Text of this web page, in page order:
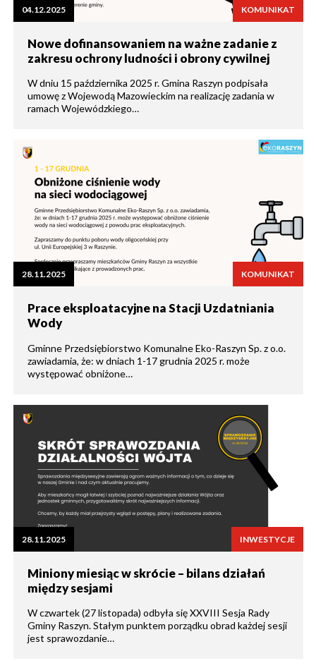
04.12.2025 KOMUNIKAT
Nowe dofinansowaniem na ważne zadanie z
zakresu ochrony ludności i obrony cywilnej
W dniu 15 października 2025 r. Gmina Raszyn podpisała
umowę z Wojewodą Mazowieckim na realizację zadania w
ramach Wojewódzkiego…
28.11.2025 KOMUNIKAT
Prace eksploatacyjne na Stacji Uzdatniania
Wody
Gminne Przedsiębiorstwo Komunalne Eko-Raszyn Sp. z o.o.
zawiadamia, że: w dniach 1-17 grudnia 2025 r. może
występować obniżone…
28.11.2025 INWESTYCJE
Miniony miesiąc w skrócie – bilans działań
między sesjami
W czwartek (27 listopada) odbyła się XXVIII Sesja Rady
Gminy Raszyn. Stałym punktem porządku obrad każdej sesji
jest sprawozdanie…